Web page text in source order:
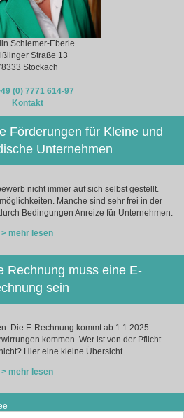
Schiemer-Eberle
Straße 13
Stockach
(0) 7771 614-97
Kontakt
Förderungen für Kleine und
Unternehmen
nicht immer auf sich selbst gestellt.
Manche sind sehr frei in der
Bedingungen Anreize für Unternehmen.
> mehr lesen
Rechnung muss eine E-
sein
Die E-Rechnung kommt ab 1.1.2025
kommen. Wer ist von der Pflicht
Hier eine kleine Übersicht.
> mehr lesen